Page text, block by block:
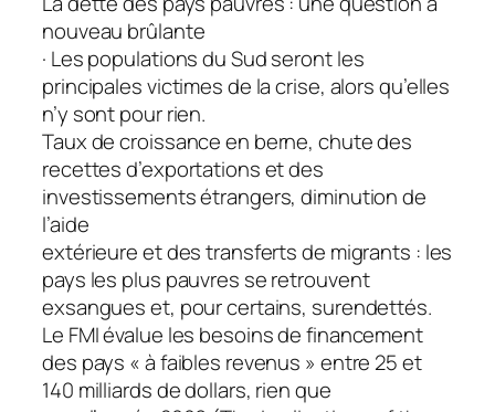
nouveau brûlante
· Les populations du Sud seront les
principales victimes de la crise, alors qu’elles
n’y sont pour rien.
Taux de croissance en berne, chute des
recettes d’exportations et des
investissements étrangers, diminution de
l’aide
extérieure et des transferts de migrants : les
pays les plus pauvres se retrouvent
exsangues et, pour certains, surendettés.
Le FMI évalue les besoins de financement
des pays « à faibles revenus » entre 25 et
140 milliards de dollars, rien que